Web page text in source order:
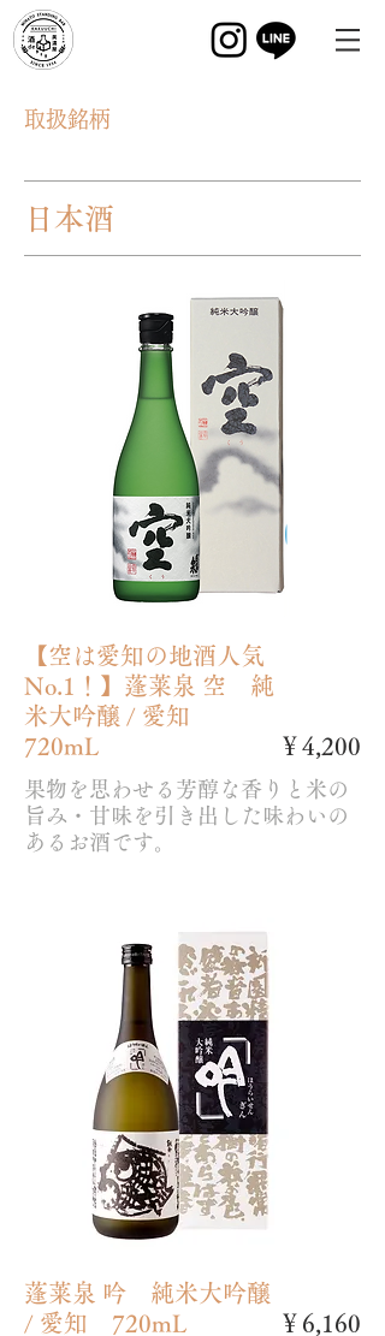
取扱銘柄
日本酒
【空は愛知の地酒人気
No.1！】蓬莱泉 空 純
米大吟醸 / 愛知
720mL
果物を思わせる芳醇な香りと米の
旨み・甘味を引き出した味わいの
あるお酒です。
￥4,200
蓬莱泉 吟 純米大吟醸
/ 愛知 720mL
￥6,160